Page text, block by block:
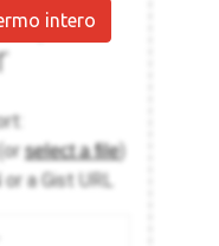
intero